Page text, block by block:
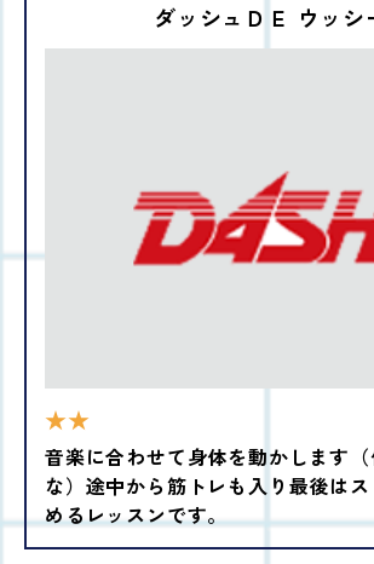
ダッシュＤＥ ウッシ
★★
音楽に合わせて身体を動かします（
な）途中から筋トレも入り最後は
めるレッスンです。